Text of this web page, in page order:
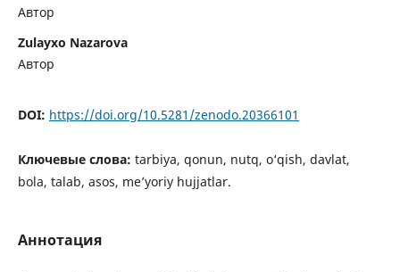
Автор
Zulayxo Nazarova
Автор
DOI: https://doi.org/10.5281/zenodo.20366101
Ключевые слова: tarbiya, qonun, nutq, o‘qish, davlat,
bola, talab, asos, me’yoriy hujjatlar.
Аннотация